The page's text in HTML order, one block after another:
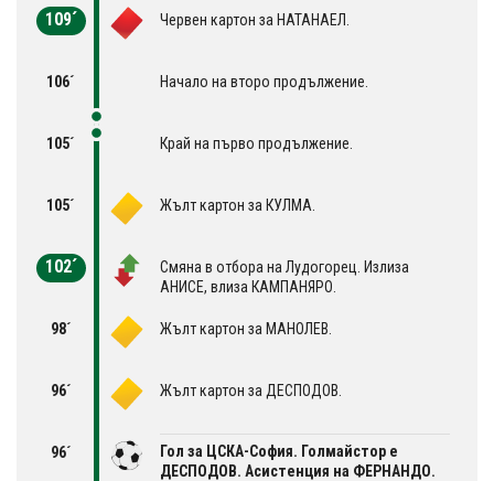
109´ Червен картон за НАТАНАЕЛ.
106´ Начало на второ продължение.
105´ Край на първо продължение.
105´ Жълт картон за КУЛМА.
102´
Смяна в отбора на Лудогорец. Излиза
АНИСЕ, влиза КАМПАНЯРО.
98´ Жълт картон за МАНОЛЕВ.
96´ Жълт картон за ДЕСПОДОВ.
96´
Гол за ЦСКА-София. Голмайстор е
ДЕСПОДОВ. Асистенция на ФЕРНАНДО.